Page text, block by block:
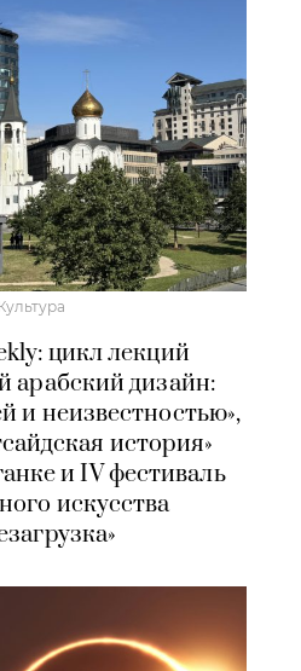
цикл лекций
арабский дизайн:
и неизвестностью»,
история»
и IV фестиваль
искусства